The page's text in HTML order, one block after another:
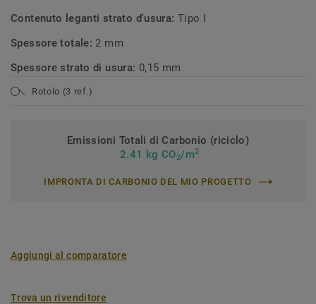
Contenuto leganti strato d'usura: Tipo I
Spessore totale: 2 mm
Spessore strato di usura: 0,15 mm
Rotolo (3 ref.)
Emissioni Totali di Carbonio (riciclo)
2.41 kg CO2/m2
IMPRONTA DI CARBONIO DEL MIO PROGETTO
Aggiungi al comparatore
Trova un rivenditore